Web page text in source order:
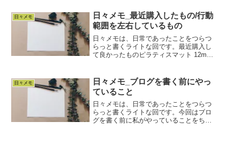
週欠かさず聴くものや、毎日聴くものが
ありますが、聴...
日々メモ
日々メモ_最近購入したもの/行動
範囲を左右しているもの
日々メモは、日常であったことをつらつ
らっと書くライトな回です。最近購入し
て良かったものピラティスマット 12mm
け始めました。そこでおススメされてい
たのが12mmのマ...
日々メモ
日々メモ_ブログを書く前にやっ
ていること
日々メモは、日常であったことをつらつ
らっと書くライトな回です。今回はブロ
グを書く前に私がやっていることをちょ